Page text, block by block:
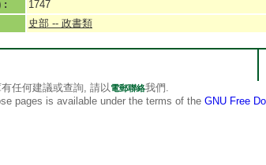
:
1747
史部 -- 政書類
任何建議或查詢, 請以電郵聯絡我們.
pages is available under the terms of the GNU Free